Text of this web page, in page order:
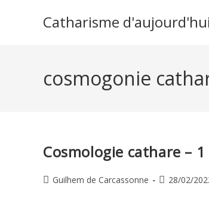
Catharisme d'aujourd'hui
cosmogonie
Cosmologie cathare – 1
Auteur/autrice
Guilhem de Carcassonne
Publication
28/02/